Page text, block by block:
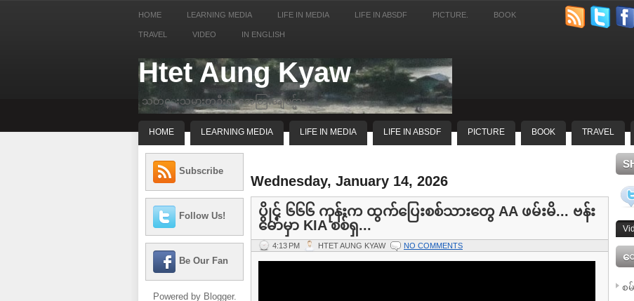
HOME LEARNING MEDIA LIFE IN MEDIA LIFE IN ABSDF PICTURE. BOOK
TRAVEL VIDEO IN ENGLISH
Htet Aung Kyaw
သတင္းသမားတဦးရဲ့ အေတြးအျမင္မ်ား
HOME LEARNING MEDIA LIFE IN MEDIA LIFE IN ABSDF PICTURE BOOK TRAVEL
Subscribe
Follow Us!
Be Our Fan
Powered by Blogger.
Wednesday, January 14, 2026
ပွိုင့် ၆၆၆ ကုန်းက ထွက်ပြေးစစ်သားတွေ AA ဖမ်းမိ... ဗန်း
မော်မှာ KIA စစ်ရှ...
4:13 PM HTET AUNG KYAW NO COMMENTS
ေ
စ